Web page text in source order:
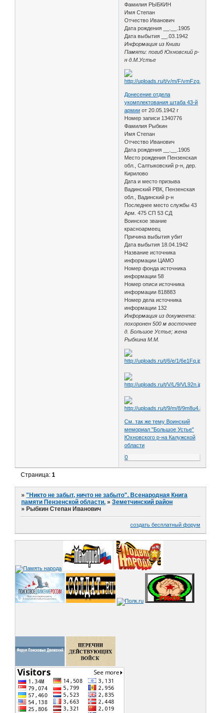
Фамилия РЫБКИН
Имя Степан
Отчество Иванович
Дата рождения __.__.1905
Дата выбытия __.03.1942
Информация из Книги
Памяти: погиб Юхновский р-
н д.М.Устье
Донесение отдела
укомплектования штаба 43-й
армии от 20.05.1942 г
Номер записи 1340776
Фамилия Рыбкин
Имя Степан
Отчество Иванович
Дата рождения __.__.1905
Место рождения Пензенская
обл., Салтыковский р-н, дер.
Кирилово
Дата и место призыва
Вадинский РВК, Пензенская
обл., Вадинский р-н
Последнее место службы 43
Арм. 475 СП 53 СД
Воинское звание
красноармеец
Причина выбытия убит
Дата выбытия 18.04.1942
Название источника
информации ЦАМО
Номер фонда источника
информации 58
Номер описи источника
информации 818883
Номер дела источника
информации 132
Информация из документа:
похоронен 500 м восточнее
д. Большое Устье; жена
Рыбкина М.М.
См. так же тему Воинский
мемориал "Большое Устье"
Юхновского р-на Калужской
области
0
Страница:1
»"Никто не забыт, ничто не забыто". Всенародная Книга
памяти Пензенской области. »Земетчинский район
» Рыбкин Степан Иванович
создать бесплатный форум